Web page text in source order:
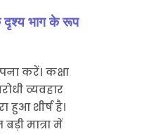
दृश्य भाग के रूप
करें। कक्षा
व्यवहार
हुआ शीर्ष है।
मात्रा में